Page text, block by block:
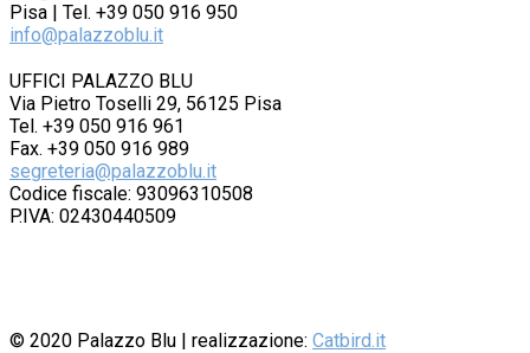
Pisa | Tel. +39 050 916 950
info@palazzoblu.it
UFFICI PALAZZO BLU
Via Pietro Toselli 29, 56125 Pisa
Tel. +39 050 916 961
Fax. +39 050 916 989
segreteria@palazzoblu.it
Codice fiscale: 93096310508
P.IVA: 02430440509
© 2020 Palazzo Blu | realizzazione: Catbird.it